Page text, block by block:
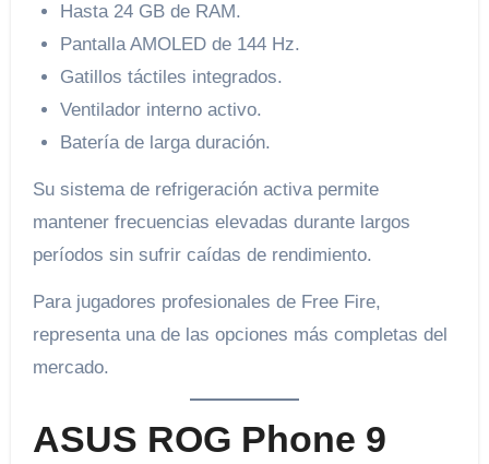
Hasta 24 GB de RAM.
Pantalla AMOLED de 144 Hz.
Gatillos táctiles integrados.
Ventilador interno activo.
Batería de larga duración.
Su sistema de refrigeración activa permite
mantener frecuencias elevadas durante largos
períodos sin sufrir caídas de rendimiento.
Para jugadores profesionales de Free Fire,
representa una de las opciones más completas del
mercado.
ASUS ROG Phone 9